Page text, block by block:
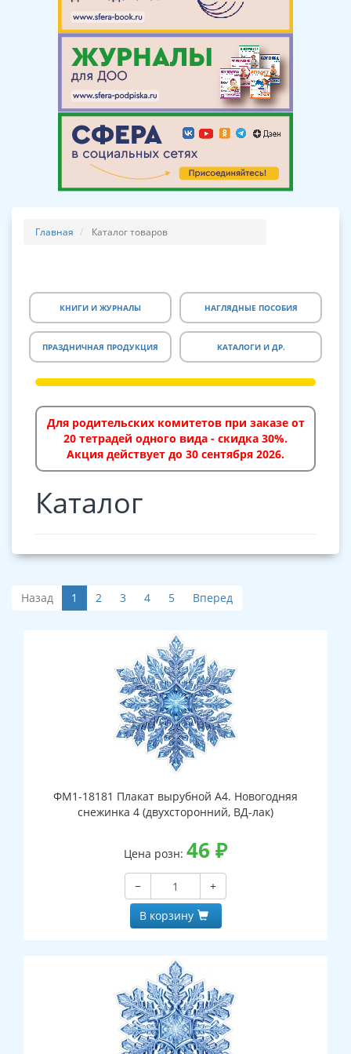
Главная Каталог товаров
КНИГИ И ЖУРНАЛЫ НАГЛЯДНЫЕ ПОСОБИЯ
ПРАЗДНИЧНАЯ ПРОДУКЦИЯ КАТАЛОГИ И ДР.
Для родительских комитетов при заказе от
20 тетрадей одного вида - скидка 30%.
Акция действует до 30 сентября 2026.
Каталог
Назад 1 2 3 4 5 Вперед
ФМ1-18181 Плакат вырубной А4. Новогодняя
снежинка 4 (двухсторонний, ВД-лак)
Цена розн: 46 ₽
−
+
В корзину